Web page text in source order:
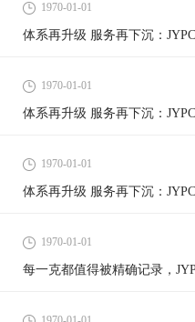
1970-01-01
体系再升级 服务再下沉：
1970-01-01
体系再升级 服务再下沉：
1970-01-01
体系再升级 服务再下沉：
1970-01-01
每一克都值得被精确记录，